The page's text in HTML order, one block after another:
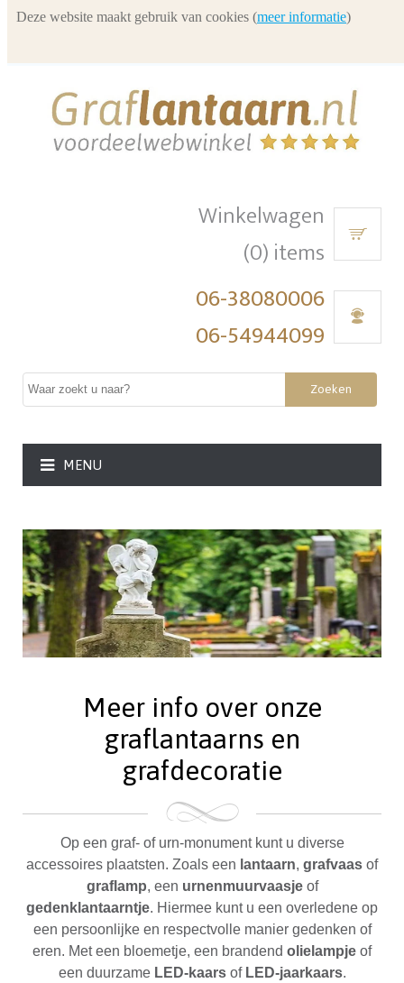
Winkelwagen
(0) items
06-38080006
06-54944099
Zoeken
MENU
Meer info over onze
graflantaarns en
grafdecoratie
Op een graf- of urn-monument kunt u diverse
accessoires plaatsten. Zoals een lantaarn, grafvaas of
graflamp, een urnenmuurvaasjeof
gedenklantaarntje. Hiermee kunt u een overledene op
een persoonlijke en respectvolle manier gedenken of
eren. Met een bloemetje, een brandend olielampje of
een duurzame LED-kaarsof LED-jaarkaars.
Deze website maakt gebruik van cookies (meer informatie)